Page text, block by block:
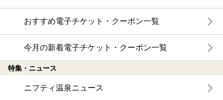
おすすめ電子チケット・クーポン一覧
今月の新着電子チケット・クーポン一覧
特集・ニュース
ニフティ温泉ニュース